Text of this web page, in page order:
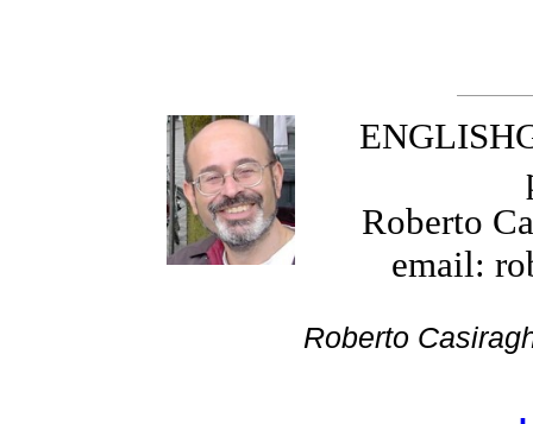
Roberto
email:
Roberto